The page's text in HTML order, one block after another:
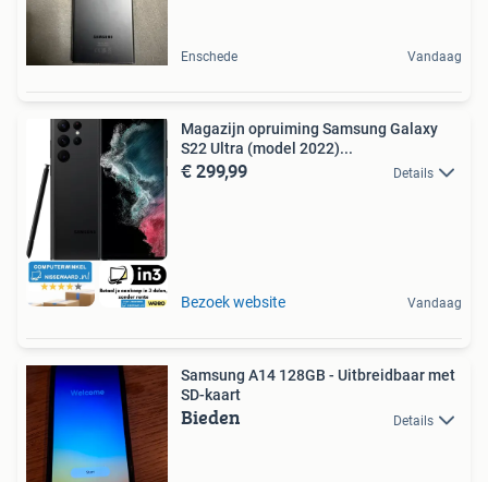
Enschede Vandaag
Magazijn opruiming Samsung Galaxy
S22 Ultra (model 2022)...
€ 299,99 Details
Bezoek website Vandaag
Samsung A14 128GB - Uitbreidbaar met
SD-kaart
Bieden Details